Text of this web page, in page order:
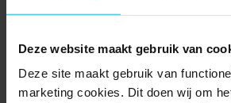
Deze website maakt gebruik van
Deze site maakt gebruik van
marketing cookies. Dit doen wij om